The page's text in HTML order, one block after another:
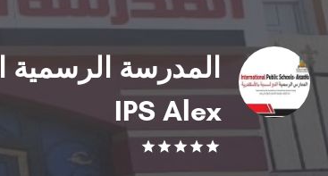
المدرسة الرسمية
IPS Alex